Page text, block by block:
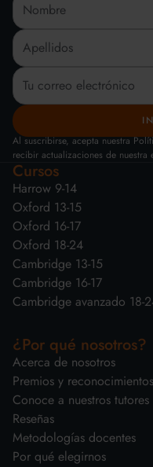
Al suscribirse, acepta nuestra
recibir actualizaciones de nuestra
Cursos
Harrow 9-14
Oxford 13-15
Oxford 16-17
Oxford 18-24
Cambridge 13-15
Cambridge 16-17
Cambridge avanzado 18-
¿Por qué nosotros?
Acerca de nosotros
Premios y reconocimientos
Conoce a nuestros tutores
Reseñas
Metodologías docentes
Por qué elegirnos